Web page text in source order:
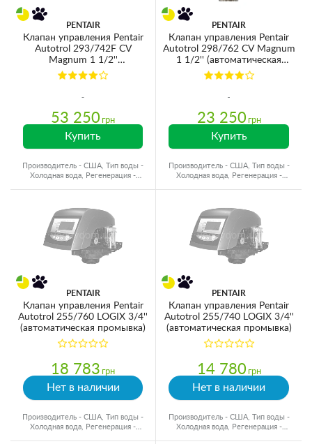
PENTAIR
Клапан управления Pentair
Autotrol 293/742F CV
Magnum 1 1/2''
(автоматическая промывка)
53 250 грн
Купить
Производитель - США, Тип воды -
Холодная вода, Регенерация -
PENTAIR
Клапан управления Pentair
Autotrol 298/762 CV Magnum
1 1/2'' (автоматическая
промывка)
23 250 грн
Купить
Производитель - США, Тип воды -
Холодная вода, Регенерация -
PENTAIR
Клапан управления Pentair
Autotrol 255/760 LOGIX 3/4''
(автоматическая промывка)
18 783 грн
Нет в наличии
Производитель - США, Тип воды -
Холодная вода, Регенерация -
PENTAIR
Клапан управления Pentair
Autotrol 255/740 LOGIX 3/4''
(автоматическая промывка)
14 780 грн
Нет в наличии
Производитель - США, Тип воды -
Холодная вода, Регенерация -